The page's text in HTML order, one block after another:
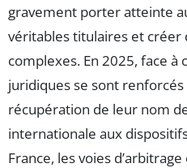
gravement porter atteinte
véritables titulaires et
complexes. En 2025, face
juridiques se sont
récupération de leur nom
internationale aux
France, les voies